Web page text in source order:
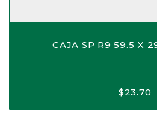
CAJA SP R9 59.5 X
$23.70